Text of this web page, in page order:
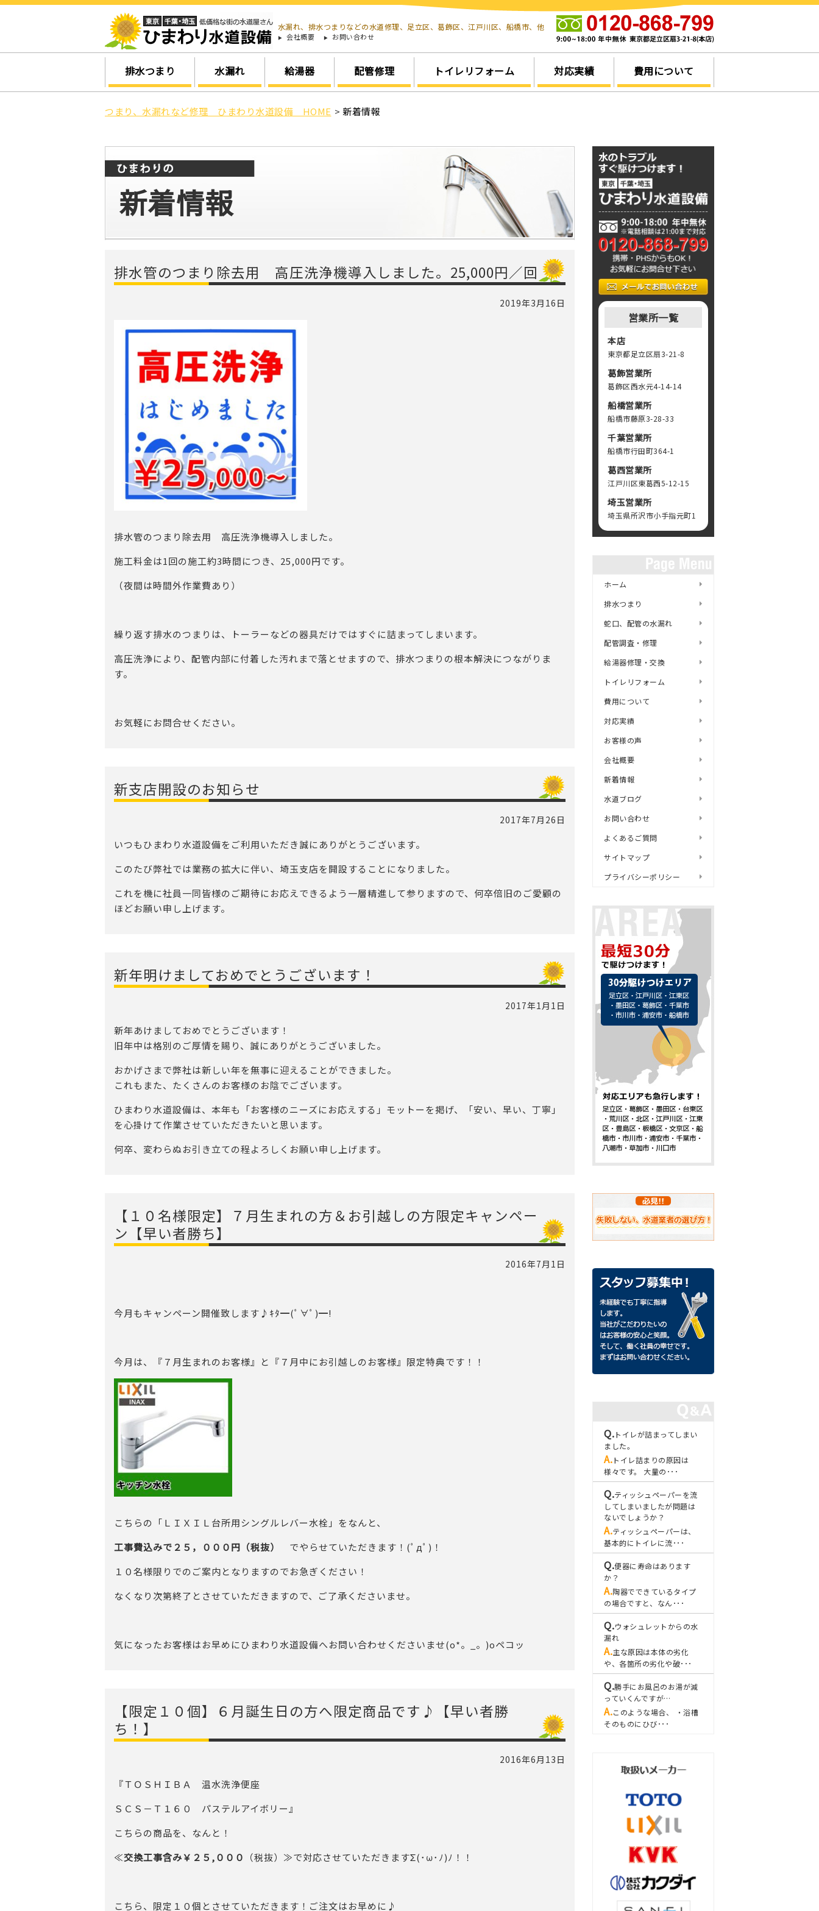
水漏れ、排水つまりなどの水道修理、足立区、葛飾区、江戸川区、船橋市、他
会社概要 お問い合わせ
排水つまり 水漏れ 給湯器 配管修理 トイレリフォーム 対応実績 費用について
つまり、水漏れなど修理 ひまわり水道設備 HOME > 新着情報
新着情報
排水管のつまり除去用 高圧洗浄機導入しました。25,000円／回
2019年3月16日
排水管のつまり除去用 高圧洗浄機導入しました。
施工料金は1回の施工約3時間につき、25,000円です。
（夜間は時間外作業費あり）
繰り返す排水のつまりは、トーラーなどの器具だけではすぐに詰まってしまいます。
高圧洗浄により、配管内部に付着した汚れまで落とせますので、排水つまりの根本解決につながりま
す。
お気軽にお問合せください。
新支店開設のお知らせ
2017年7月26日
いつもひまわり水道設備をご利用いただき誠にありがとうございます。
このたび弊社では業務の拡大に伴い、埼玉支店を開設することになりました。
これを機に社員一同皆様のご期待にお応えできるよう一層精進して参りますので、何卒倍旧のご愛顧の
ほどお願い申し上げます。
新年明けましておめでとうございます！
2017年1月1日
新年あけましておめでとうございます！
旧年中は格別のご厚情を賜り、誠にありがとうございました。
おかげさまで弊社は新しい年を無事に迎えることができました。
これもまた、たくさんのお客様のお陰でございます。
ひまわり水道設備は、本年も「お客様のニーズにお応えする」モットーを掲げ、「安い、早い、丁寧」
を心掛けて作業させていただきたいと思います。
何卒、変わらぬお引き立ての程よろしくお願い申し上げます。
【１０名様限定】７月生まれの方＆お引越しの方限定キャンペー
ン【早い者勝ち】
2016年7月1日
今月もキャンペーン開催致します♪ｷﾀ━(ﾟ∀ﾟ)━!
今月は、『７月生まれのお客様』と『７月中にお引越しのお客様』限定特典です！！
こちらの「ＬＩＸＩＬ台所用シングルレバー水栓」をなんと、
工事費込みで２５，０００円（税抜） でやらせていただきます！(ﾟдﾟ)！
１０名様限りでのご案内となりますのでお急ぎください！
なくなり次第終了とさせていただきますので、ご了承くださいませ。
気になったお客様はお早めにひまわり水道設備へお問い合わせくださいませ(o*。_。)oペコッ
【限定１０個】６月誕生日の方へ限定商品です♪【早い者勝
ち！】
2016年6月13日
『ＴＯＳＨＩＢＡ 温水洗浄便座
ＳＣＳ－Ｔ１６０ パステルアイボリー』
こちらの商品を、なんと！
≪交換工事含み￥２５,０００ （税抜）≫で対応させていただきますΣ(･ω･ﾉ)ﾉ！！
こちら、限定１０個とさせていただきます！ご注文はお早めに♪
営業所一覧
本店
東京都足立区扇3-21-8
葛飾営業所
葛飾区西水元4-14-14
船橋営業所
船橋市藤原3-28-33
千葉営業所
船橋市行田町364-1
葛西営業所
江戸川区東葛西5-12-15
埼玉営業所
埼玉県所沢市小手指元町1
ホーム
排水つまり
蛇口、配管の水漏れ
配管調査・修理
給湯器修理・交換
トイレリフォーム
費用について
対応実績
お客様の声
会社概要
新着情報
水道ブログ
お問い合わせ
よくあるご質問
サイトマップ
プライバシーポリシー
トイレが詰まってしまい
ました。
トイレ詰まりの原因は
様々です。 大量の･･･
ティッシュペーパーを流
してしまいましたが問題は
ないでしょうか？
ティッシュペーパーは、
基本的にトイレに流･･･
便器に寿命はあります
か？
陶器でできているタイプ
の場合ですと、なん･･･
ウォシュレットからの水
漏れ
主な原因は本体の劣化
や、各箇所の劣化や破･･･
勝手にお風呂のお湯が減
っていくんですが…
このような場合、 ・浴槽
そのものにひび･･･